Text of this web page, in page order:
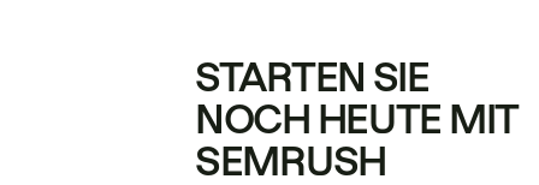
STARTEN SIE
NOCH HEUTE MIT
SEMRUSH